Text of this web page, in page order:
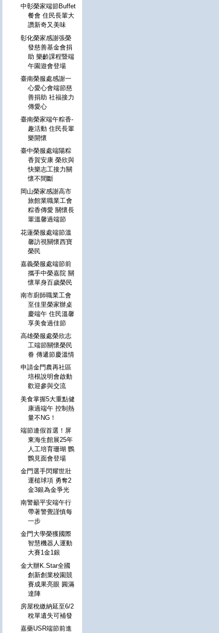
中彰榮家端節Buffet
餐會 住民長輩大
讚新奇又美味
彰化榮家感謝張榮
發慈善基金會捐
助 樂齡課程暨端
午園遊會登場
臺南榮服處感謝一
心愛心會端節慈
善捐助 社福接力
傳愛心
臺南榮家端午粽香-
趣活動 住民長輩
樂開懷
臺中榮服處端陽粽
香賀安康 榮欣與
快樂志工接力關
懷不間斷
岡山榮家感謝高市
旅館業職業工會
粽香傳愛 關懷長
輩溫馨過端節
花蓮榮服處端節溫
馨訪視關懷西寶
榮民
嘉義榮服處端節前
攜手中榮嘉院 關
懷單身百歲榮民
南市廚師職業工會
至佳里榮家辦桌
慶端午 住民溫馨
享美食過佳節
高雄榮服處榮欣志
工端節關懷榮民
眷 傳遞節慶溫情
申請金門農再社區
培根說明會啟動
歡迎參與交流
美食掌握5大重點健
康過端午 控制熱
量不NG！
端節連假首選！屏
東海生館展25年
人工培育珊瑚 鸚
鸚見面會登場
金門選手閃耀世壯
運槌球項 勇奪2
金3銀為金爭光
南警籲平安端午行
帶著警覺謹慎每
一步
金門大學榮獲國際
智慧機器人運動
大賽1金1銀
金大辦K.Star全國
創新創業校園競
賽成果亮眼 圓滿
達陣
房屋稅繳納延至6/2
稅單遺失可補發
嘉藥USR端節前進